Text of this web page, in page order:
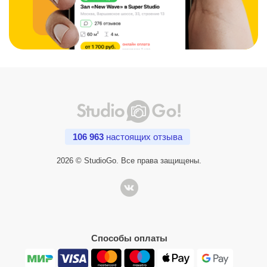
106 963 настоящих отзыва
2026 © StudioGo. Все права защищены.
Способы оплаты